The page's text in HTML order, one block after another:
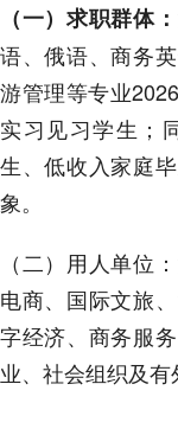
（一）求职群体：
语、俄语、商务
游管理等专业
实习见习学生；
生、低收入家庭
象。
（二）用人单位
电商、国际文旅
字经济、商务服
业、社会组织及有